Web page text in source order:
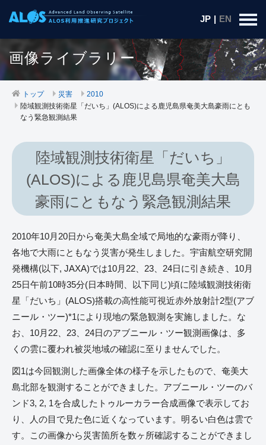
JP | EN
画像ライブラリー
トップ 災害
2010
陸域観測技術衛星「だいち」(ALOS)による鹿児島県奄美大島豪雨にとも
なう緊急観測結果
陸域観測技術衛星「だいち」
(ALOS)による鹿児島県奄美大島
豪雨にともなう緊急観測結果
2010年10月20日から奄美大島全域で局地的な豪雨が降り、
各地で大雨にともなう災害が発生しました。宇宙航空研究開
発機構(以下, JAXA)では10月22、23、24日に引き続き、10月
25日午前10時35分(日本時間、以下同じ)頃に陸域観測技術衛
星「だいち」(ALOS)搭載の高性能可視近赤外放射計2型(アブ
ニール・ツー)*1により現地の緊急観測を実施しました。な
お、10月22、23、24日のアブニール・ツー観測画像は、多
くの雲に覆われ被災地域の確認に至りませんでした。
図1は今回観測した画像全体の様子を示したもので、奄美大
島北部を観測することができました。アブニール・ツーのバ
ンド3, 2, 1を合成したトゥルーカラー合成画像で表示してお
り、人の目で見た色に近くなっています。明るい白色は雲で
す。この画像から災害箇所を数ヶ所確認することができまし